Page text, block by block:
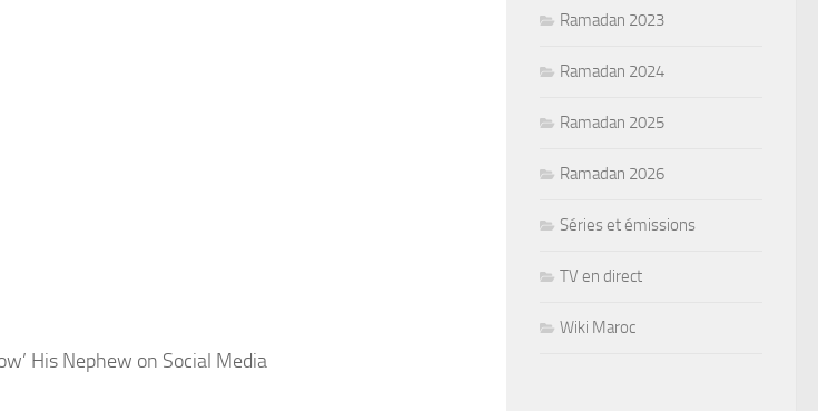
His Nephew on Social Media
Ramadan 2023
Ramadan 2024
Ramadan 2025
Ramadan 2026
Séries et émissions
TV en direct
Wiki Maroc